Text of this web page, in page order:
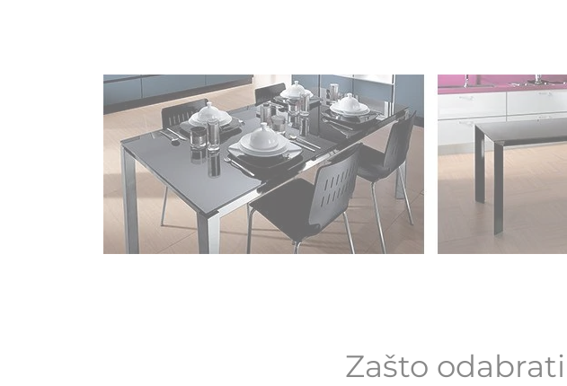
Zašto